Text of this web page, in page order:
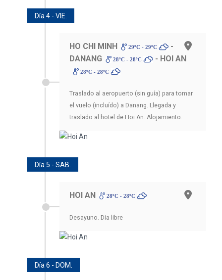
Día 4 - VIE.
HO CHI MINH 29ºC - 29ºC
-
DANANG
28ºC - 28ºC - HOI AN
28ºC - 28ºC
Traslado al aeropuerto (sin guía) para tomar
el vuelo (incluído) a Danang. Llegada y
traslado al hotel de Hoi An. Alojamiento.
Día 5 - SAB.
HOI AN 28ºC - 28ºC
Desayuno. Dia libre
Día 6 - DOM.